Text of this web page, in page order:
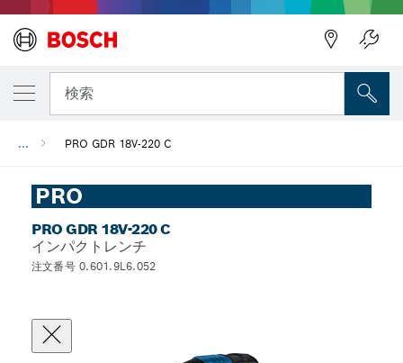
検索
... PRO GDR 18V-220 C
PRO
PRO GDR 18V-220 C
インパクトレンチ
注文番号 0.601.9L6.052